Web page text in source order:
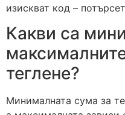
изискват код –
Какви са
теглене?
Минималната сума за